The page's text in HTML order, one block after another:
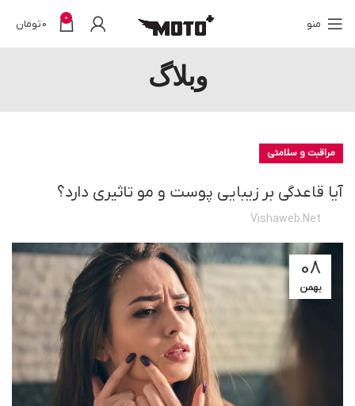
منو 0
0تومان
وبلاگ
مراقبت و سلامتی
آیا قاعدگی بر زیبایی پوست و مو تاثیری دارد؟
Vishaweb.net
08
بهمن